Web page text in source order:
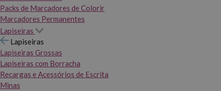
Packs de Marcadores de Colorir
Marcadores Permanentes
Lapiseiras
Lapiseiras
Lapiseiras Grossas
Lapiseiras com Borracha
Recargas e Acessórios de Escrita
Minas